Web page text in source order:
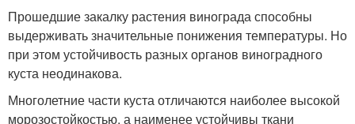
Прошедшие закалку растения винограда способны
выдерживать значительные понижения температуры. Но
при этом устойчивость разных органов виноградного
куста неодинакова.
Многолетние части куста отличаются наиболее высокой
морозостойкостью, а наименее устойчивы ткани